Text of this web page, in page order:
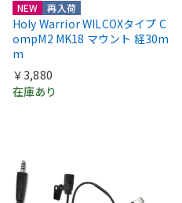
NEW 再入荷
Holy Warrior WILCOXタイプ C
ompM2 MK18 マウント 経30m
m
￥3,880
在庫あり